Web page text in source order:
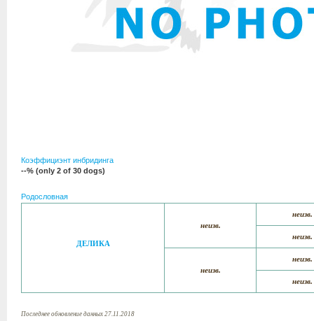
Коэффициэнт инбридинга
--% (only 2 of 30 dogs)
Родословная
ДЕЛИКА
неизв.
неизв.
неизв.
неизв.
неизв.
неизв.
Последнее обновление данных 27.11.2018